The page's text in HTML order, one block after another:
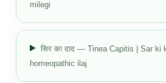
milegi
सिर का दाद — Tinea Capitis | Sar ki
homeopathic ilaj